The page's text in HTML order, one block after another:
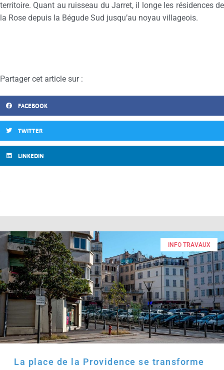
territoire. Quant au ruisseau du Jarret, il longe les résidences de
la Rose depuis la Bégude Sud jusqu’au noyau villageois.
Partager cet article sur :
FACEBOOK
TWITTER
LINKEDIN
INFO TRAVAUX
La place de la Providence se transforme